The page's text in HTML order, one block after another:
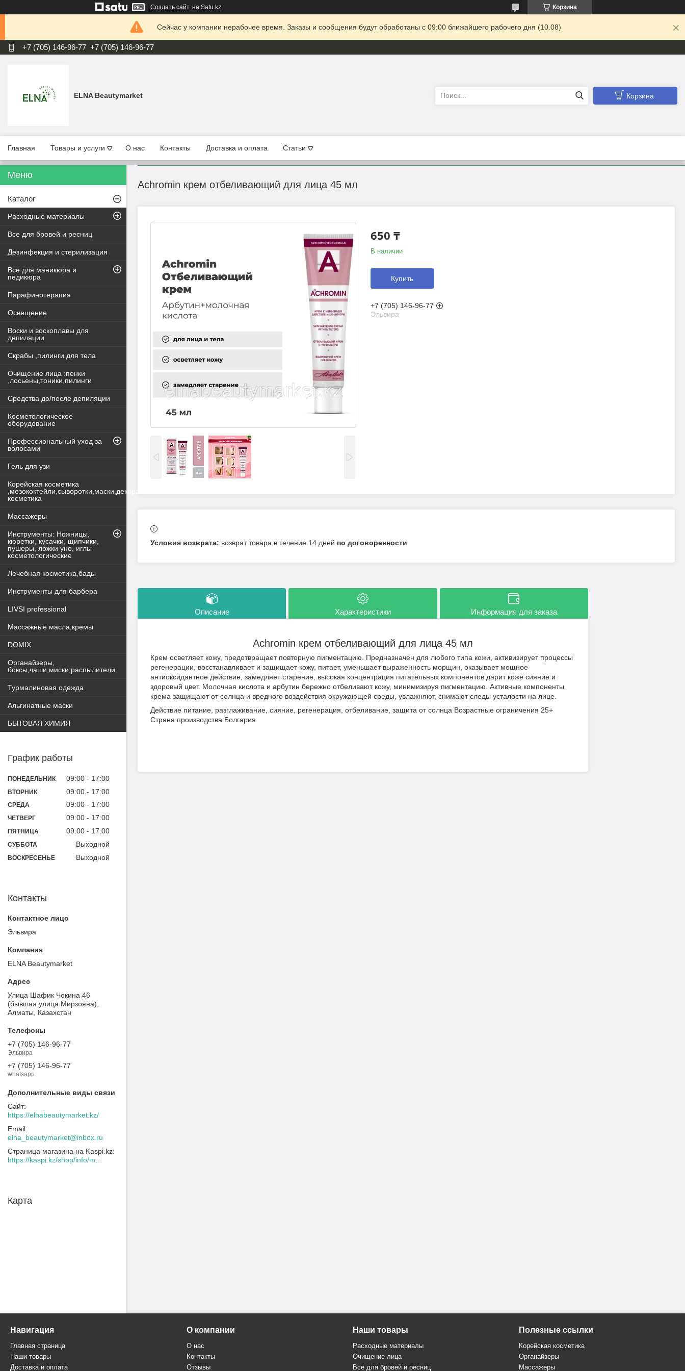
Создать сайт на Satu.kz Корзина
Сейчас у компании нерабочее время. Заказы и сообщения будут обработаны с 09:00 ближайшего рабочего дня (10.08)
+7 (705) 146-96-77 +7 (705) 146-96-77
ELNA Beautymarket Корзина
Главная Товары и услуги О нас Контакты Доставка и оплата Статьи
Achromin крем отбеливающий для лица 45 мл
650 ₸
В наличии
Купить
+7 (705) 146-96-77
Эльвира
возврат товара в течение 14 дней по договоренности
Описание Характеристики Информация для заказа
Achromin крем отбеливающий для лица 45 мл
Крем осветляет кожу, предотвращает повторную пигментацию. Предназначен для любого типа кожи, активизирует процессы
регенерации, восстанавливает и защищает кожу, питает, уменьшает выраженность морщин, оказывает мощное
антиоксидантное действие, замедляет старение, высокая концентрация питательных компонентов дарит коже сияние и
здоровый цвет. Молочная кислота и арбутин бережно отбеливают кожу, минимизируя пигментацию. Активные компоненты
крема защищают от солнца и вредного воздействия окружающей среды, увлажняют, снимают следы усталости на лице.
Действие питание, разглаживание, сияние, регенерация, отбеливание, защита от солнца Возрастные ограничения 25+
Страна производства Болгария
Каталог
Расходные материалы
Все для бровей и ресниц
Дезинфекция и стерилизация
Все для маникюра и
педикюра
Парафинотерапия
Освещение
Воски и воскоплавы для
депиляции
Скрабы ,пилинги для тела
Очищение лица :пенки
,лосьены,тоники,пилинги
Средства до/после депиляции
Косметологическое
оборудование
Профессиональный уход за
волосами
Гель для узи
Корейская косметика
,мезококтейли,сыворотки,маски,декоративная
косметика
Массажеры
Инструменты: Ножницы,
кюретки, кусачки, щипчики,
пушеры, ложки уно, иглы
косметологические
Лечебная косметика,бады
Инструменты для барбера
LIVSI professional
Массажные масла,кремы
DOMIX
Органайзеры,
боксы,чаши,миски,распылители.
Турмалиновая одежда
Альгинатные маски
БЫТОВАЯ ХИМИЯ
График работы
ПОНЕДЕЛЬНИК 09:00 17:00
ВТОРНИК 09:00 17:00
СРЕДА 09:00 17:00
ЧЕТВЕРГ 09:00 17:00
ПЯТНИЦА 09:00 17:00
СУББОТА Выходной
ВОСКРЕСЕНЬЕ Выходной
Контакты
Эльвира
ELNA Beautymarket
Улица Шафик Чокина 46
(бывшая улица Мирзояна),
Алматы, Казахстан
+7 (705) 146-96-77
Эльвира
+7 (705) 146-96-77
whatsapp
https://elnabeautymarket.kz/
elna_beautymarket@inbox.ru
Страница магазина на Kaspi.kz
Карта
Навигация
Главная страница
Наши товары
Доставка и оплата
О компании
О нас
Контакты
Отзывы
Наши товары
Расходные материалы
Очищение лица
Все для бровей и ресниц
Полезные ссылки
Корейская косметика
Органайзеры
Массажеры